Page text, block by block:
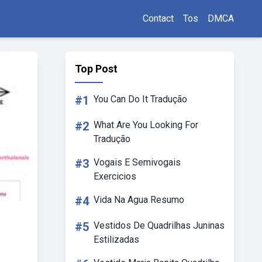
Contact Tos DMCA
Top Post
#1 You Can Do It Tradução
#2 What Are You Looking For
Tradução
#3 Vogais E Semivogais
Exercicios
#4 Vida Na Agua Resumo
#5 Vestidos De Quadrilhas Juninas
Estilizadas